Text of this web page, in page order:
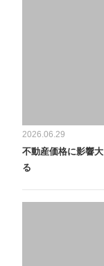
2026.06.29
不動産価格に影響
る